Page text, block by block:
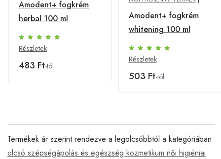
Amodent+ fogkrém
herbal 100 ml
Részletek
483 Ft-tól
Amodent+ fogkrém
whitening 100 ml
Részletek
503 Ft-tól
Termékek ár szerint rendezve a legolcsóbbtól a kategóriában
olcsó szépségápolás és egészség kozmetikum női higiéniai